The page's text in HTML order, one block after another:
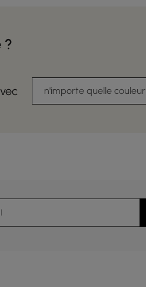
?
n'importe quelle couleur